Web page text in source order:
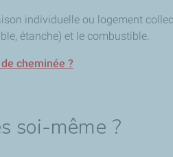
individuelle ou logement
étanche) et le combustible.
cheminée ?
soi-même ?